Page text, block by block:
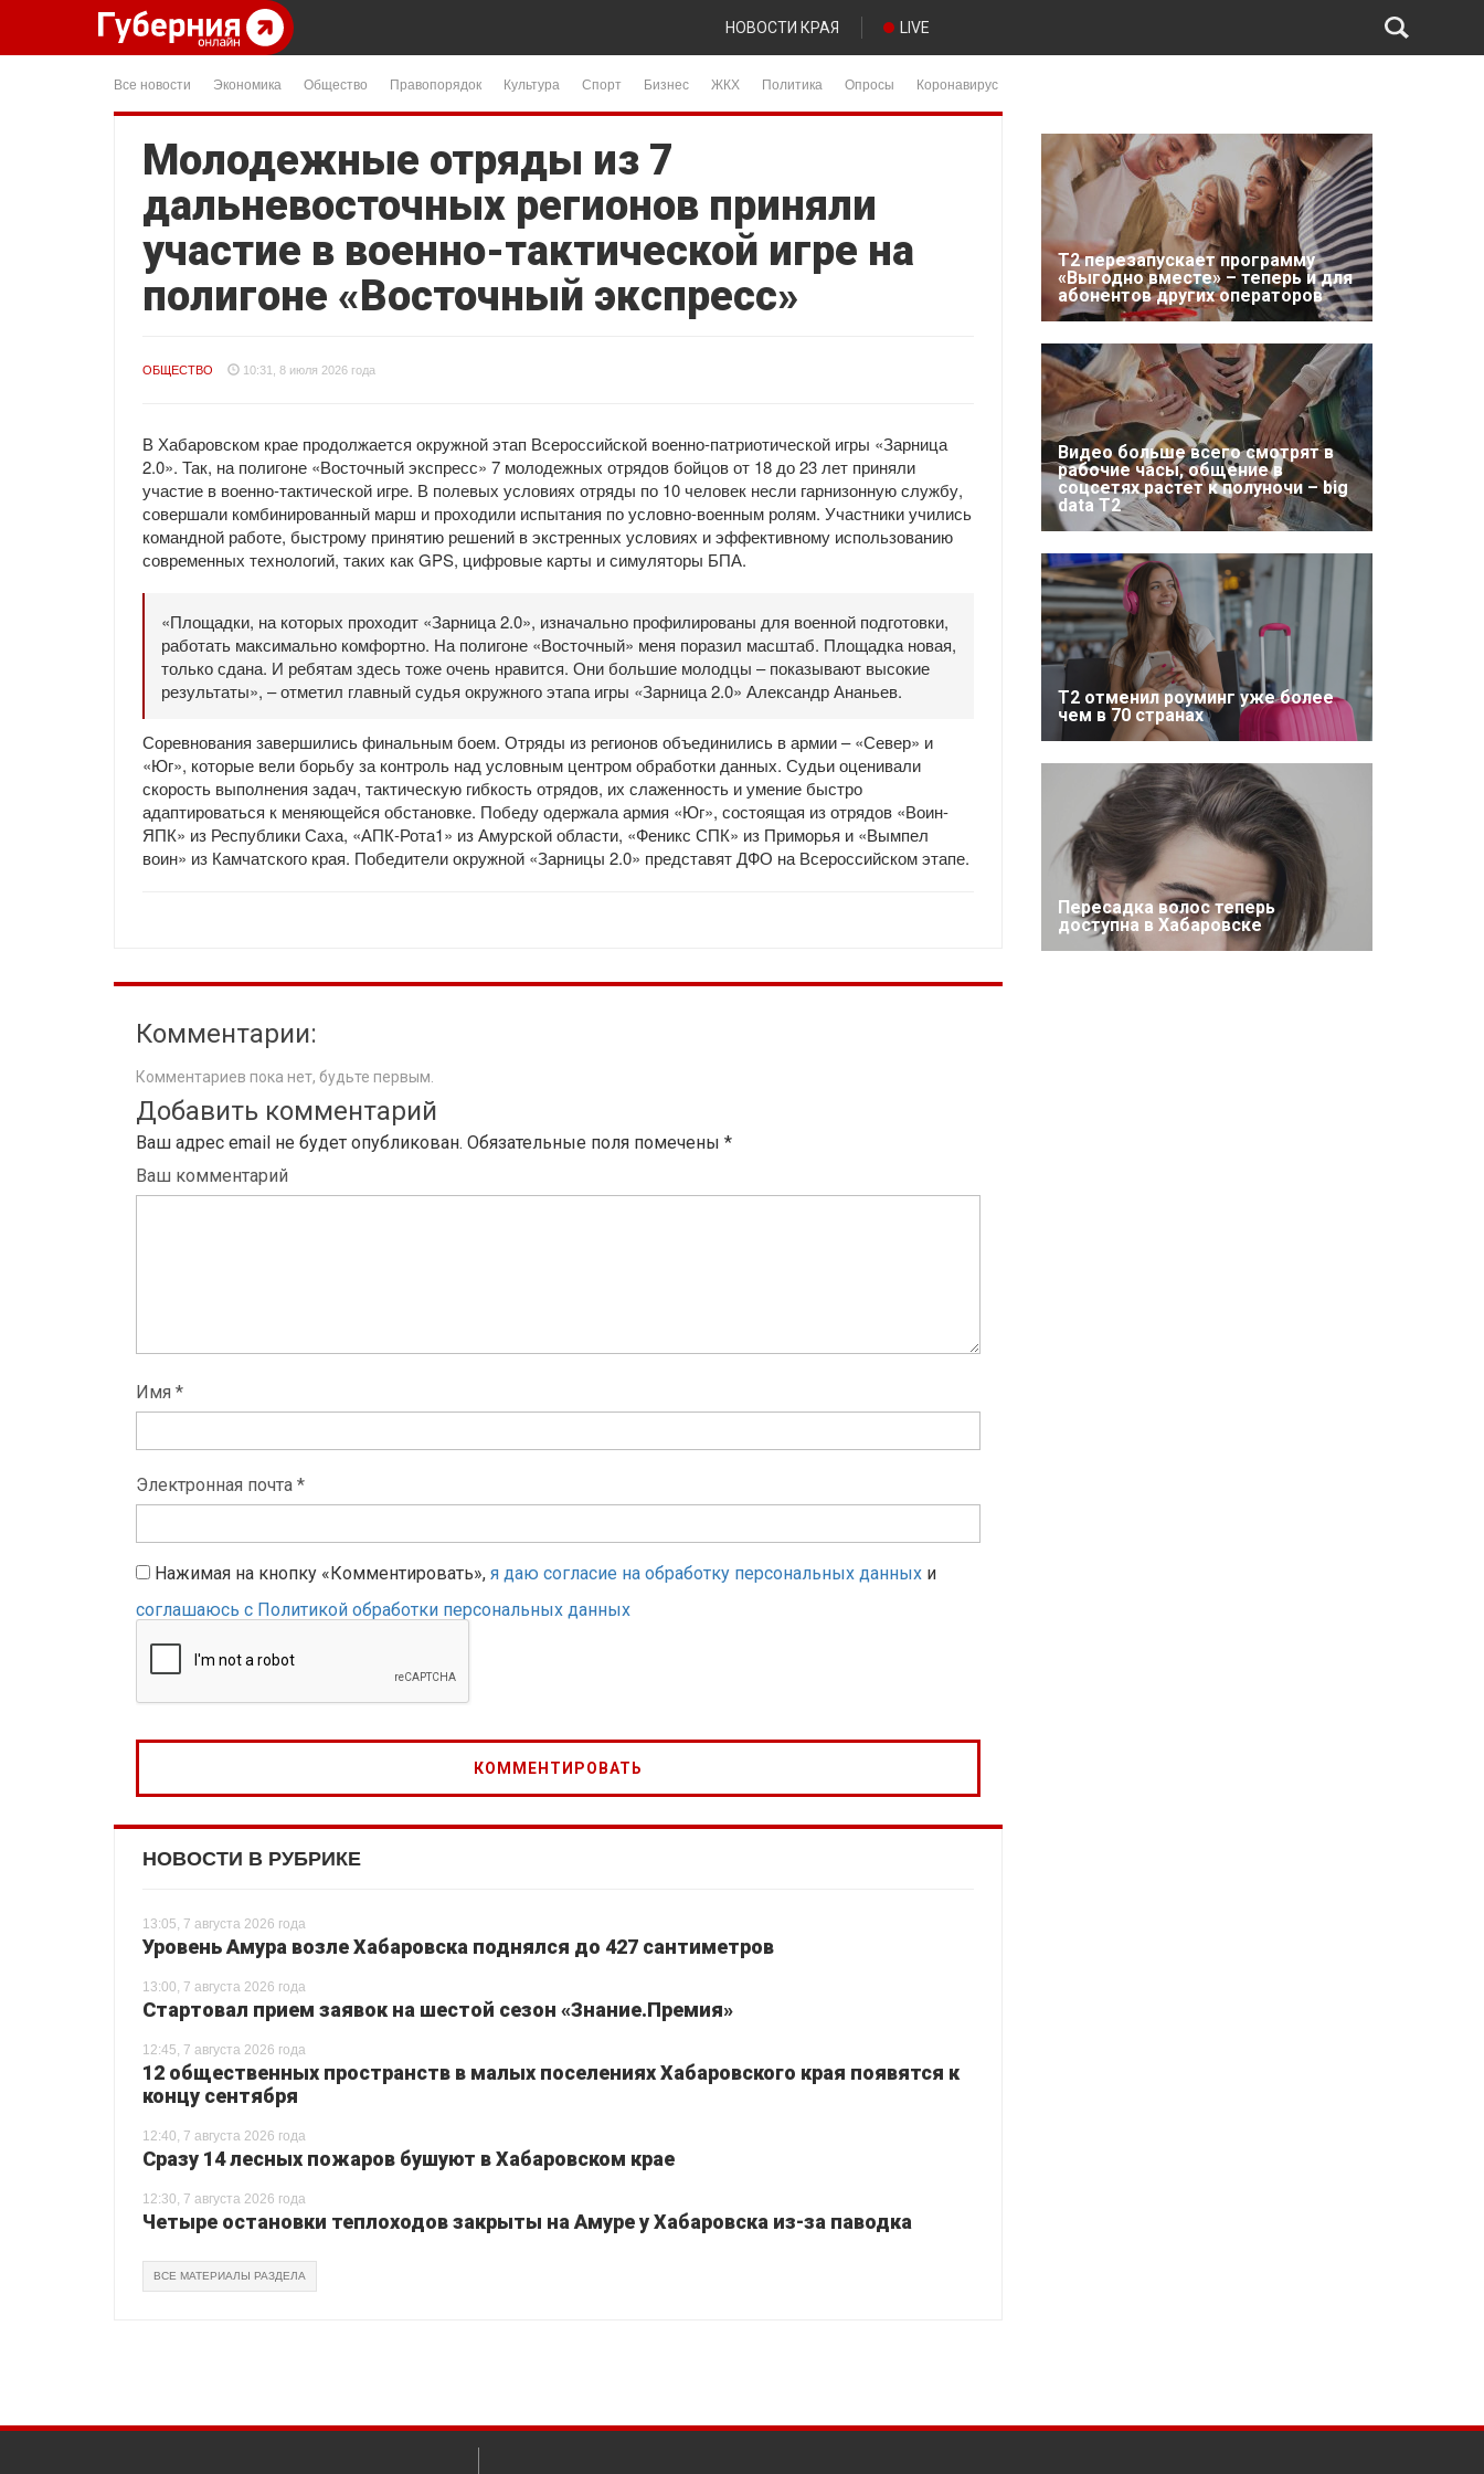
НОВОСТИ КРАЯ LIVE
Все новости Экономика Общество Правопорядок Культура Спорт Бизнес ЖКХ Политика Опросы Коронавирус
Молодежные отряды из 7
дальневосточных регионов приняли
участие в военно-тактической игре на
полигоне «Восточный экспресс»
ОБЩЕСТВО 10:31, 8 июля 2026 года
В Хабаровском крае продолжается окружной этап Всероссийской военно-патриотической игры «Зарница
2.0». Так, на полигоне «Восточный экспресс» 7 молодежных отрядов бойцов от 18 до 23 лет приняли
участие в военно-тактической игре. В полевых условиях отряды по 10 человек несли гарнизонную службу,
совершали комбинированный марш и проходили испытания по условно-военным ролям. Участники учились
командной работе, быстрому принятию решений в экстренных условиях и эффективному использованию
современных технологий, таких как GPS, цифровые карты и симуляторы БПА.
«Площадки, на которых проходит «Зарница 2.0», изначально профилированы для военной подготовки,
работать максимально комфортно. На полигоне «Восточный» меня поразил масштаб. Площадка новая,
только сдана. И ребятам здесь тоже очень нравится. Они большие молодцы – показывают высокие
результаты», – отметил главный судья окружного этапа игры «Зарница 2.0» Александр Ананьев.
Соревнования завершились финальным боем. Отряды из регионов объединились в армии – «Север» и
«Юг», которые вели борьбу за контроль над условным центром обработки данных. Судьи оценивали
скорость выполнения задач, тактическую гибкость отрядов, их слаженность и умение быстро
адаптироваться к меняющейся обстановке. Победу одержала армия «Юг», состоящая из отрядов «Воин-
ЯПК» из Республики Саха, «АПК-Рота1» из Амурской области, «Феникс СПК» из Приморья и «Вымпел
воин» из Камчатского края. Победители окружной «Зарницы 2.0» представят ДФО на Всероссийском этапе.
Комментарии:
Комментариев пока нет, будьте первым.
Добавить комментарий
Ваш адрес email не будет опубликован. Обязательные поля помечены *
Ваш комментарий
Имя *
Электронная почта *
Нажимая на кнопку «Комментировать», я даю согласие на обработку персональных данных и
соглашаюсь с Политикой обработки персональных данных
НОВОСТИ В РУБРИКЕ
13:05, 7 августа 2026 года
Уровень Амура возле Хабаровска поднялся до 427 сантиметров
13:00, 7 августа 2026 года
Стартовал прием заявок на шестой сезон «Знание.Премия»
12:45, 7 августа 2026 года
12 общественных пространств в малых поселениях Хабаровского края появятся к
концу сентября
12:40, 7 августа 2026 года
Сразу 14 лесных пожаров бушуют в Хабаровском крае
12:30, 7 августа 2026 года
Четыре остановки теплоходов закрыты на Амуре у Хабаровска из-за паводка
ВСЕ МАТЕРИАЛЫ РАЗДЕЛА
Т2 перезапускает программу
«Выгодно вместе» – теперь и для
абонентов других операторов
Видео больше всего смотрят в
рабочие часы, общение в
соцсетях растет к полуночи – big
data T2
Т2 отменил роуминг уже более
чем в 70 странах
Пересадка волос теперь
доступна в Хабаровске